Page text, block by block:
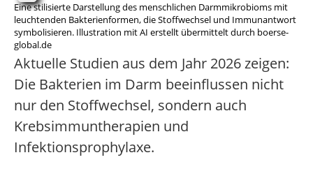
Eine stilisierte Darstellung des menschlichen Darmmikrobioms mit
leuchtenden Bakterienformen, die Stoffwechsel und Immunantwort
symbolisieren. Illustration mit AI erstellt übermittelt durch boerse-
global.de
Aktuelle Studien aus dem Jahr 2026 zeigen:
Die Bakterien im Darm beeinflussen nicht
nur den Stoffwechsel, sondern auch
Krebsimmuntherapien und
Infektionsprophylaxe.